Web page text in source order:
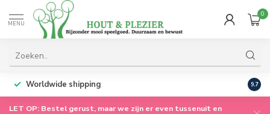
MENU
0
Worldwide shipping 9.7
LET OP: Bestel gerust, maar we zijn er even tussenuit en